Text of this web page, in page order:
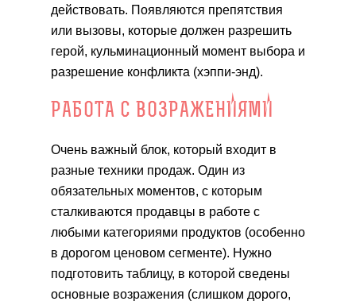
действовать. Появляются препятствия
или вызовы, которые должен разрешить
герой, кульминационный момент выбора и
разрешение конфликта (хэппи-энд).
РАБОТА С ВОЗРАЖЕНИЯМИ
Очень важный блок, который входит в
разные техники продаж. Один из
обязательных моментов, с которым
сталкиваются продавцы в работе с
любыми категориями продуктов (особенно
в дорогом ценовом сегменте). Нужно
подготовить таблицу, в которой сведены
основные возражения (слишком дорого,